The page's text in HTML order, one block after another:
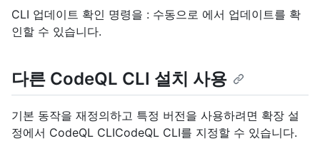
CLI 업데이트 확인 명령을 : 수동으로 에서 업데이트를 확
인할 수 있습니다.
다른 CodeQL CLI 설치 사용
기본 동작을 재정의하고 특정 버전을 사용하려면 확장 설
정에서 CodeQL CLICodeQL CLI를 지정할 수 있습니다.